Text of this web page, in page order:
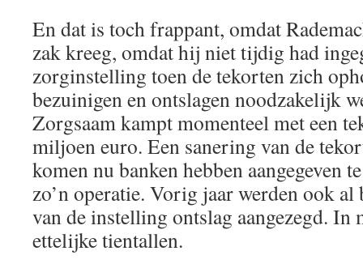
En dat is toch frappant, omdat
zak kreeg, omdat hij niet tijdig had
zorginstelling toen de tekorten zich
bezuinigen en ontslagen noodzakelijk
Zorgsaam kampt momenteel met een
miljoen euro. Een sanering van de
komen nu banken hebben aangegeven
zo’n operatie. Vorig jaar werden ook
van de instelling ontslag aangezegd. In
ettelijke tientallen.